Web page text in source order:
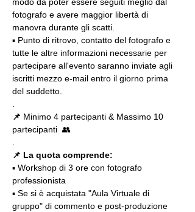
fotografo e avere maggior libertà di
manovra durante gli scatti.
▪️ Punto di ritrovo, contatto del fotografo e
tutte le altre informazioni necessarie per
partecipare all'evento saranno inviate agli
iscritti mezzo e-mail entro il giorno prima
del suddetto.
📌 Minimo 4 partecipanti & Massimo 10
partecipanti  👥
📌 La quota comprende:
▪️ Workshop di 3 ore con fotografo
professionista
▪️ Se si è acquistata "Aula Virtuale di
gruppo" di commento e post-produzione